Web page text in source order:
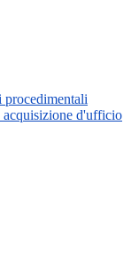
d'ufficio